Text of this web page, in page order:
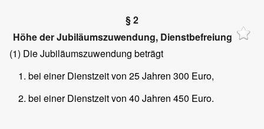
§ 2
Höhe der Jubiläumszuwendung, Dienstbefreiung
(1) Die Jubiläumszuwendung beträgt
bei einer Dienstzeit von 25 Jahren 300 Euro,
bei einer Dienstzeit von 40 Jahren 450 Euro.